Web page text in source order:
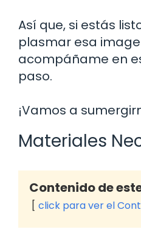
Así que, si estás
plasmar esa
acompáñame en
paso.
¡Vamos a
Materiales
Contenido de
click para ver el